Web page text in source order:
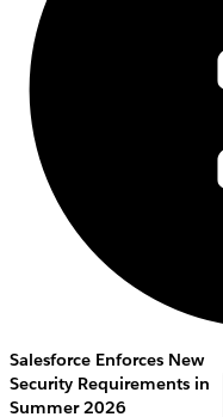
Salesforce Enforces New
Security Requirements in
Summer 2026